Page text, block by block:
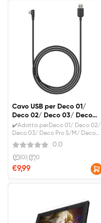
Cavo USB per Deco 01/
Deco 02/ Deco 03/ Deco
Pro S/M / Deco Pro SW/MW
✔️Adatta perDeco 01/ Deco 02/
Deco 03/ Deco Pro S/M/ Deco
Pro SW/MW. ✔️IVA inclusa.
Spedizione gratuita.
0.0
(0) 0
€9,99